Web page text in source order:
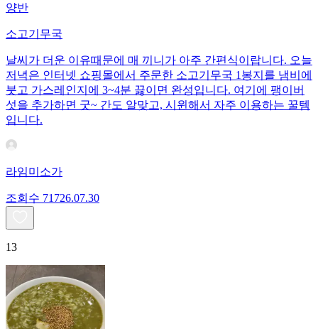
양반
소고기무국
날씨가 더운 이유때문에 매 끼니가 아주 간편식이랍니다. 오늘
저녁은 인터넷 쇼핑몰에서 주문한 소고기무국 1봉지를 냄비에
붓고 가스레인지에 3~4분 끓이면 완성입니다. 여기에 팽이버
섯을 추가하면 굿~ 간도 알맞고, 시윈해서 자주 이용하는 꿀템
입니다.
라임미소가
조회수 71726.07.30
13